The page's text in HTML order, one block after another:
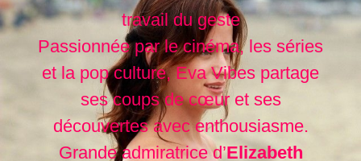
travail du geste
Passionnée par le cinéma, les séries
et la pop culture, Eva Vibes partage
ses coups de cœur et ses
découvertes avec enthousiasme.
Grande admiratrice d’Elizabeth